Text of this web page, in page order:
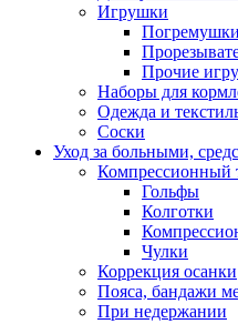
Игрушки
Погремушки
Прочие
Наборы для
Одежда и
Соски
Уход за больными,
Компрессионный
Гольфы
Колготки
Чулки
Коррекция осанки
Пояса, бандажи
При недержании